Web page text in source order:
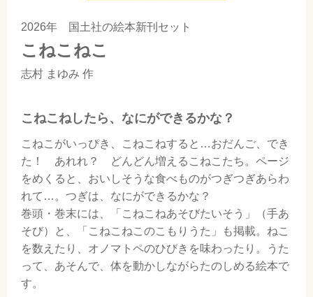
2026年 国土社の絵本新刊セット
こねこねこ
志村 まゆみ 作
こねこねしたら、なにができるかな？
こねこがいっぴき、こねこねすると…おだんご、でき
た！ あれれ？ どんどん増えるこねこたち。ページ
をめくると、おいしそうな食べものがつぎつぎあらわ
れて…。つぎは、なにができるかな？
巻頭・巻末には、「こねこねあそびたいそう」（手あ
そび）と、「こねこねこのこもりうた」も掲載。ねこ
を数えたり、オノマトペのひびきを味わったり。うた
って、あそんで、体を動かしながらたのしめる絵本で
す。